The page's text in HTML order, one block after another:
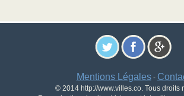
Mentions Légales-
© 2014 http://www.villes.co. Tous droits